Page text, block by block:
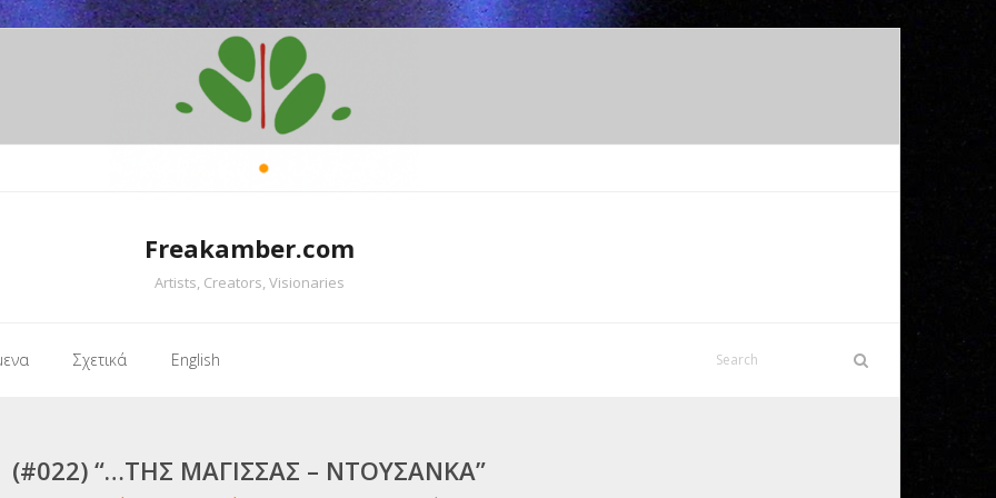
Freakamber.com
Artists, Creators, Visionaries
Σχετικά English
(#022) “…ΤΗΣ ΜΆΓΙΣΣΑΣ – ΝΤΟΥΣΆΝΚΑ”